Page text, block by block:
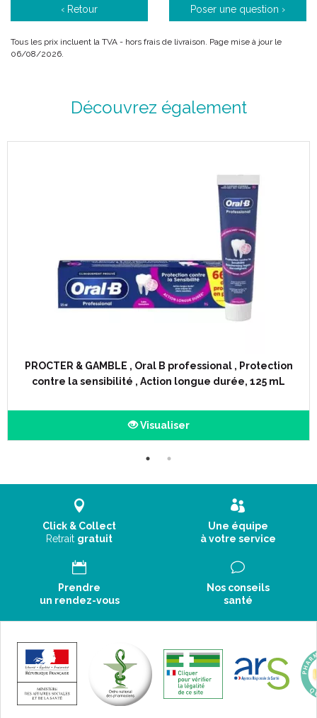
‹ Retour Poser une question ›
Tous les prix incluent la TVA - hors frais de livraison. Page mise à jour le
06/08/2026.
Découvrez également
PROCTER & GAMBLE , Oral B professional , Protection
contre la sensibilité , Action longue durée, 125 mL
Visualiser
Click & Collect
Retrait gratuit
Une équipe
à votre service
Prendre
un rendez-vous
Nos conseils
santé